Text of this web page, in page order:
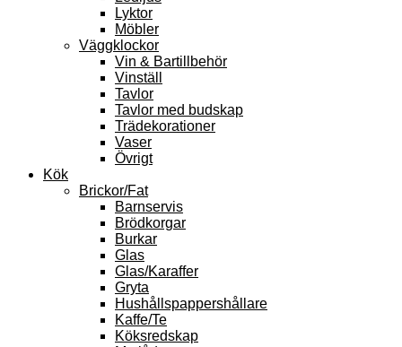
Lyktor
Möbler
Väggklockor
Vin & Bartillbehör
Vinställ
Tavlor
Tavlor med budskap
Trädekorationer
Vaser
Övrigt
Kök
Brickor/Fat
Barnservis
Brödkorgar
Burkar
Glas
Glas/Karaffer
Gryta
Hushållspappershållare
Kaffe/Te
Köksredskap